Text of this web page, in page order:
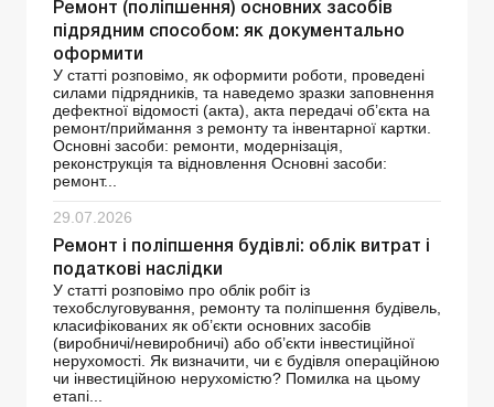
Ремонт (поліпшення) основних засобів
підрядним способом: як документально
оформити
У статті розповімо, як оформити роботи, проведені
силами підрядників, та наведемо зразки заповнення
дефектної відомості (акта), акта передачі об’єкта на
ремонт/приймання з ремонту та інвентарної картки.
Основні засоби: ремонти, модернізація,
реконструкція та відновлення Основні засоби:
ремонт...
29.07.2026
Ремонт і поліпшення будівлі: облік витрат і
податкові наслідки
У статті розповімо про облік робіт із
техобслуговування, ремонту та поліпшення будівель,
класифікованих як об’єкти основних засобів
(виробничі/невиробничі) або об’єкти інвестиційної
нерухомості. Як визначити, чи є будівля операційною
чи інвестиційною нерухомістю? Помилка на цьому
етапі...